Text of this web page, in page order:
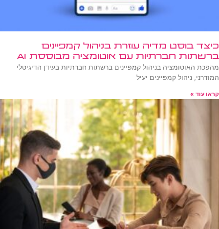
כיצד בוסט מדיה עוזרת בניהול קמפיינים
ברשתות חברתיות עם אוטומציה מבוססת AI
מהפכת האוטומציה בניהול קמפיינים ברשתות חברתיות בעידן הדיגיטלי
המודרני, ניהול קמפיינים יעיל
קראו עוד »